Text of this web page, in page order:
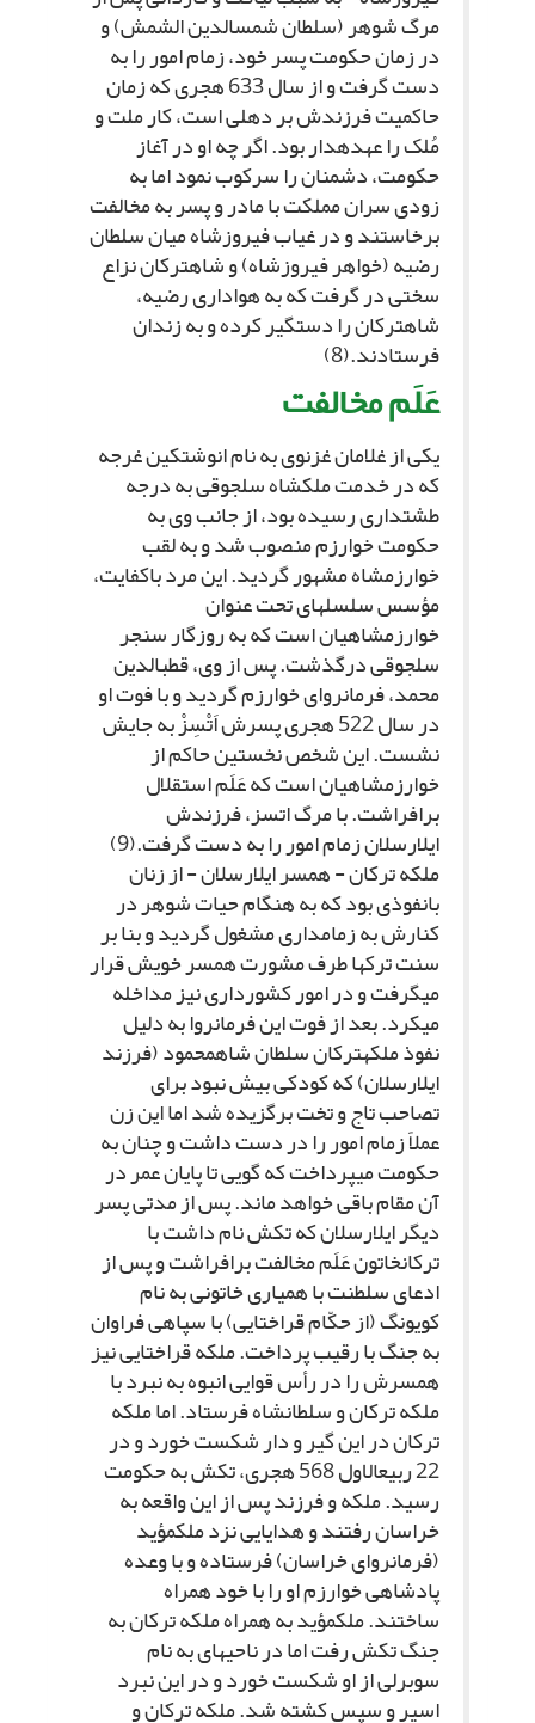
مرگ شوهر (سلطان شمس‏الدین الشمش) و
در زمان حکومت پسر خود، زمام امور را به
دست گرفت و از سال 633 هجرى که زمان
حاکمیت فرزندش بر دهلى است، کار ملت و
مُلک را عهده‏دار بود. اگر چه او در آغاز
حکومت، دشمنان را سرکوب نمود اما به
زودى سران مملکت با مادر و پسر به مخالفت
برخاستند و در غیاب فیروزشاه میان سلطان
رضیه (خواهر فیروزشاه) و شاه‏ترکان نزاع
سختى در گرفت که به هوادارى رضیه،
شاه‏ترکان را دستگیر کرده و به زندان
فرستادند.(8)
عَلَم مخالفت‏
یکى از غلامان غزنوى به نام انوشتکین غرجه
که در خدمت ملک‏شاه سلجوقى به درجه
طشت‏دارى رسیده بود، از جانب وى به
حکومت خوارزم منصوب شد و به لقب
خوارزمشاه مشهور گردید. این مرد باکفایت،
مؤسس سلسله‏اى تحت عنوان
خوارزمشاهیان است که به روزگار سنجر
سلجوقى درگذشت. پس از وى، قطب‏الدین
محمد، فرمانرواى خوارزم گردید و با فوت او
در سال 522 هجرى پسرش اَتْسِزْ به جایش
نشست. این شخص نخستین حاکم از
خوارزمشاهیان است که عَلَم استقلال
برافراشت. با مرگ اتسز، فرزندش
ایل‏ارسلان زمام امور را به دست گرفت.(9)
ملکه ترکان - همسر ایل‏ارسلان - از زنان
بانفوذى بود که به هنگام حیات شوهر در
کنارش به زمامدارى مشغول گردید و بنا بر
سنت ترک‏ها طرف مشورت همسر خویش قرار
مى‏گرفت و در امور کشوردارى نیز مداخله
مى‏کرد. بعد از فوت این فرمانروا به دلیل
نفوذ ملکه‏ترکان سلطان شاه‏محمود (فرزند
ایل‏ارسلان) که کودکى بیش نبود براى
تصاحب تاج و تخت برگزیده شد اما این زن
عملاً زمام امور را در دست داشت و چنان به
حکومت مى‏پرداخت که گویى تا پایان عمر در
آن مقام باقى خواهد ماند. پس از مدتى پسر
دیگر ایل‏ارسلان که تکش نام داشت با
ترکان‏خاتون عَلَم مخالفت برافراشت و پس از
ادعاى سلطنت با همیارى خاتونى به نام
کویونگ (از حکّام قراختایى) با سپاهى فراوان
به جنگ با رقیب پرداخت. ملکه قراختایى نیز
همسرش را در رأس قوایى انبوه به نبرد با
ملکه ترکان و سلطان‏شاه فرستاد. اما ملکه
ترکان در این گیر و دار شکست خورد و در
22 ربیع‏الاول 568 هجرى، تکش به حکومت
رسید. ملکه و فرزند پس از این واقعه به
خراسان رفتند و هدایایى نزد ملک‏مؤید
(فرمانرواى خراسان) فرستاده و با وعده
پادشاهى خوارزم او را با خود همراه
ساختند. ملک‏مؤید به همراه ملکه ترکان به
جنگ تکش رفت اما در ناحیه‏اى به نام
سوبرلى از او شکست خورد و در این نبرد
اسیر و سپس کشته شد. ملکه ترکان و